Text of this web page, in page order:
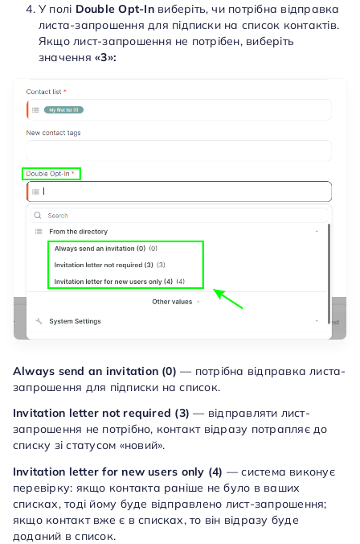
У полі Double Opt-In виберіть, чи потрібна відправка
листа-запрошення для підписки на список контактів.
Якщо лист-запрошення не потрібен, виберіть
значення«3»:
Always send an invitation (0)— потрібна відправка листа-
запрошення для підписки на список.
Invitation letter not required (3)— відправляти лист-
запрошення не потрібно, контакт відразу потрапляє до
списку зі статусом «новий».
Invitation letter for new users only (4) — система виконує
перевірку: якщо контакта раніше не було в ваших
списках, тоді йому буде відправлено лист-запрошення;
якщо контакт вже є в списках, то він відразу буде
доданий в список.